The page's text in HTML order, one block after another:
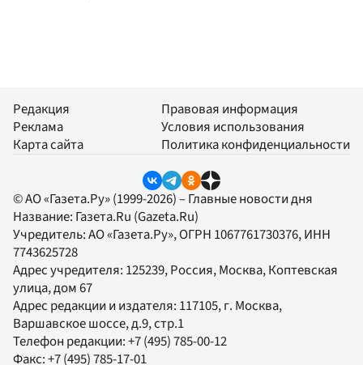
Редакция
Реклама
Карта сайта
Правовая информация
Условия использования
Политика конфиденциальности
© АО «Газета.Ру» (1999-2026) – Главные новости дня
Название: Газета.Ru (Gazeta.Ru)
Учредитель:АО «Газета.Ру», ОГРН 1067761730376, ИНН
7743625728
Адрес учредителя: 125239, Россия, Москва, Коптевская
улица, дом 67
Адрес редакции и издателя: 117105, г. Москва,
Варшавское шоссе, д.9, стр.1
Телефон редакции:+7 (495) 785-00-12
Факс:+7 (495) 785-17-01